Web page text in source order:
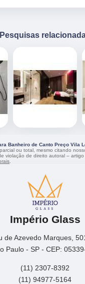
Pesquisas
Banheiro de Canto Preço Vila
ou total, mesmo citando
violação de direito autoral –
Império Glass
de Azevedo Marques,
Paulo - SP - CEP:
(11) 2307-8392
(11) 94977-5164